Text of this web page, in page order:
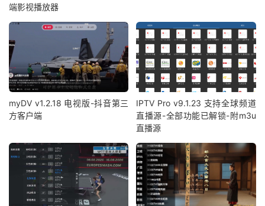
端影视播放器
myDV v1.2.18 电视版-抖音第三
方客户端
IPTV Pro v9.1.23 支持全球频道
直播源-全部功能已解锁-附m3u
直播源